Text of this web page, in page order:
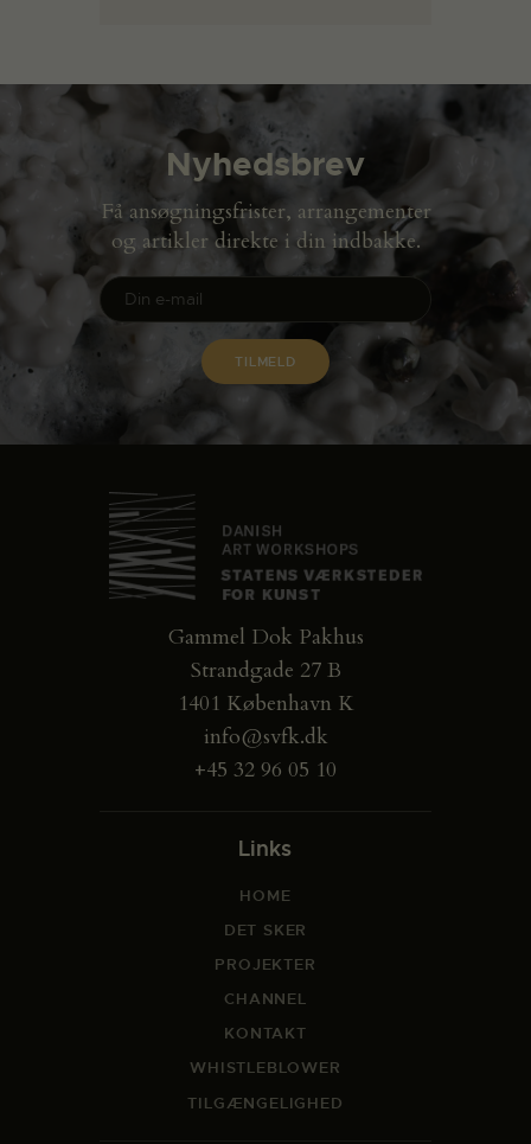
Nyhedsbrev
Få ansøgningsfrister, arrangementer
og artikler direkte i din indbakke.
Gammel Dok Pakhus
Strandgade 27 B
1401 København K
info@svfk.dk
+45 32 96 05 10
Links
HOME
DET SKER
PROJEKTER
CHANNEL
KONTAKT
WHISTLEBLOWER
TILGÆNGELIGHED